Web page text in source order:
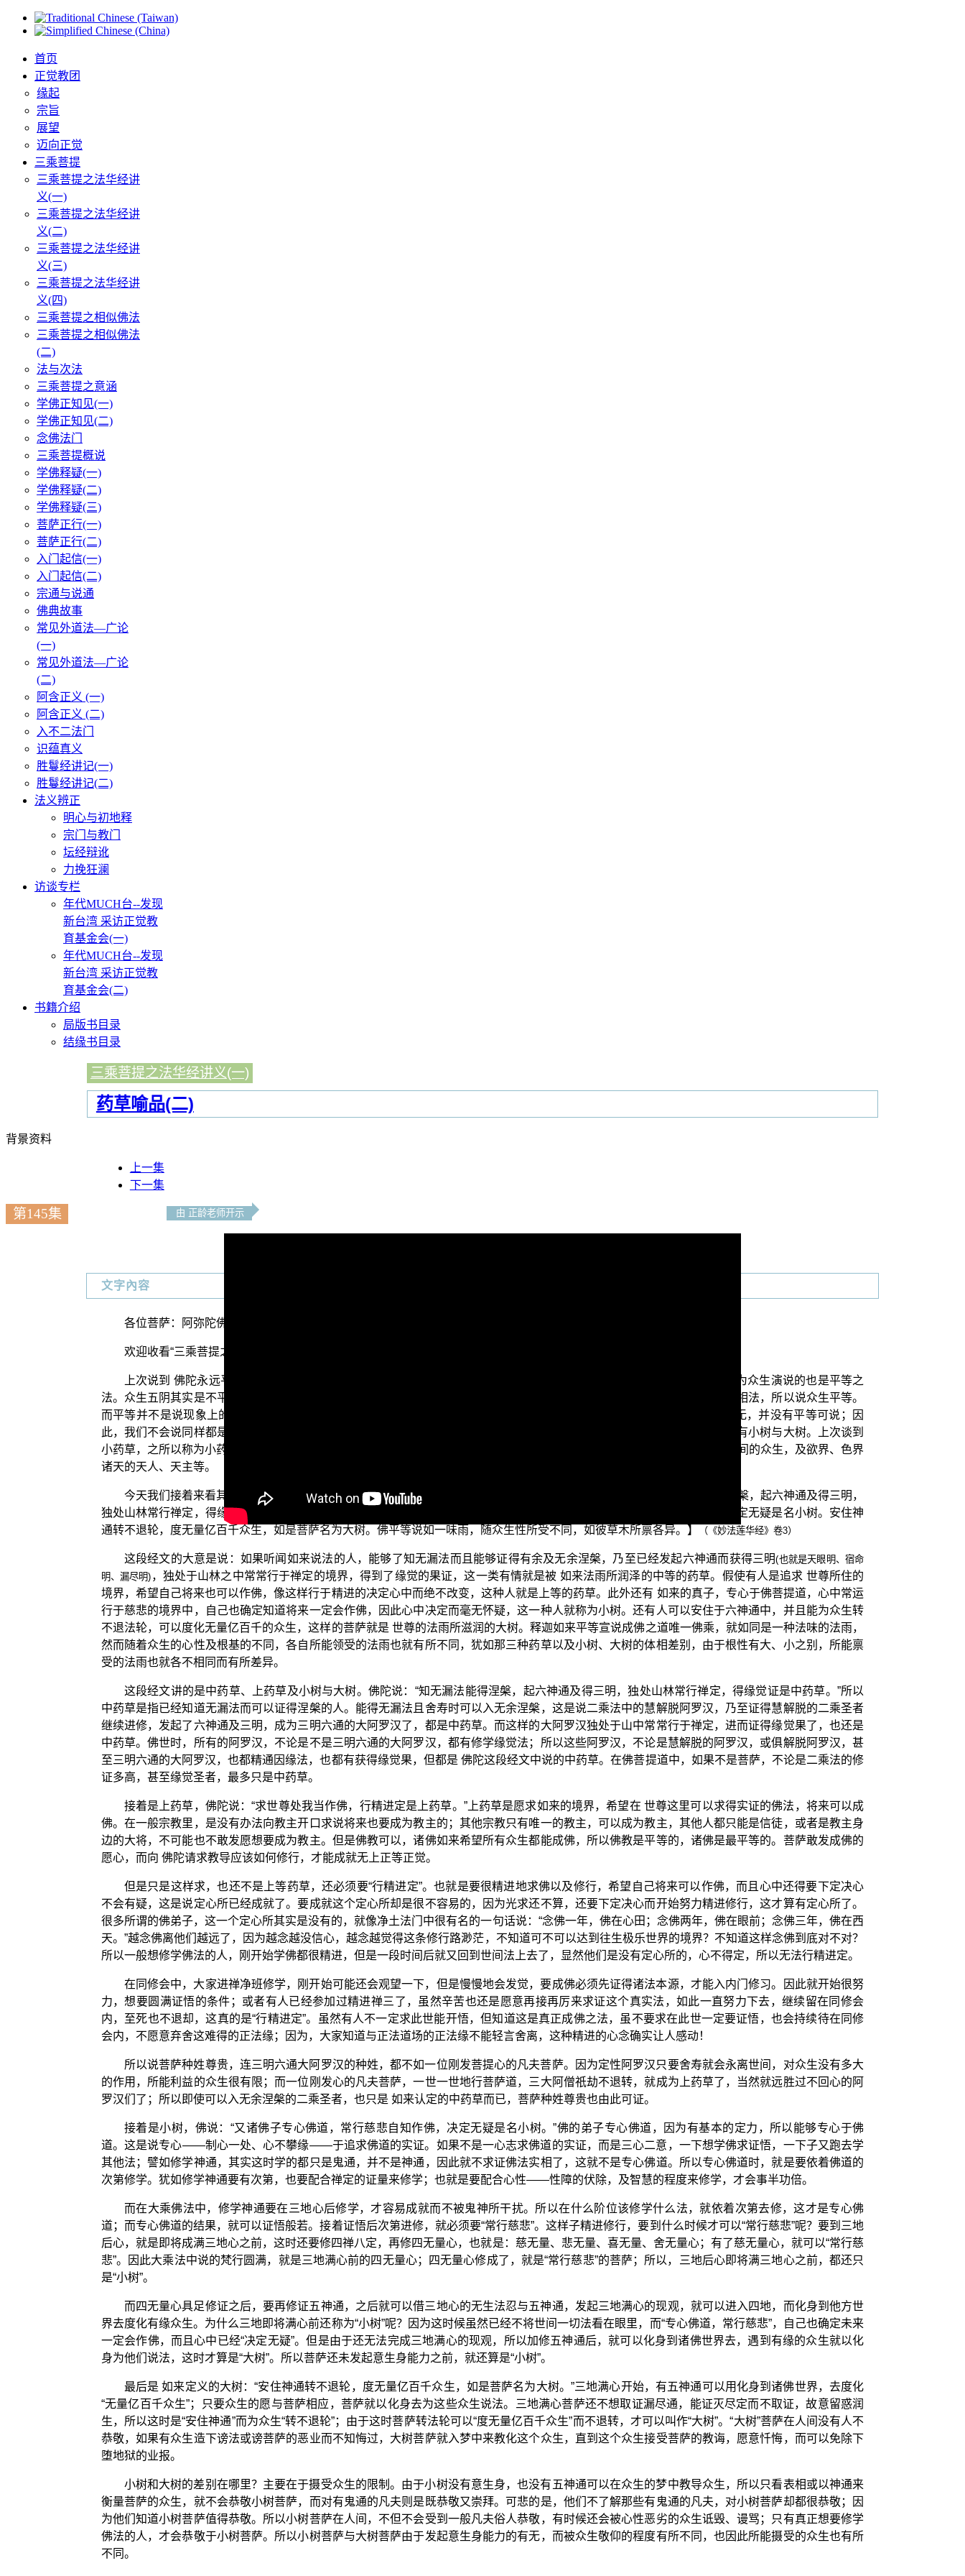
首页
正觉教团
缘起
宗旨
展望
迈向正觉
三乘菩提
三乘菩提之法华经讲
义(一)
三乘菩提之法华经讲
义(二)
三乘菩提之法华经讲
义(三)
三乘菩提之法华经讲
义(四)
三乘菩提之相似佛法
三乘菩提之相似佛法
(二)
法与次法
三乘菩提之意涵
学佛正知见(一)
学佛正知见(二)
念佛法门
三乘菩提概说
学佛释疑(一)
学佛释疑(二)
学佛释疑(三)
菩萨正行(一)
菩萨正行(二)
入门起信(一)
入门起信(二)
宗通与说通
佛典故事
常见外道法—广论
(一)
常见外道法—广论
(二)
阿含正义 (一)
阿含正义 (二)
入不二法门
识蕴真义
胜鬘经讲记(一)
胜鬘经讲记(二)
法义辨正
明心与初地释
宗门与教门
坛经辩讹
力挽狂澜
访谈专栏
年代MUCH台--发现
新台湾 采访正觉教
育基金会(一)
年代MUCH台--发现
新台湾 采访正觉教
育基金会(二)
书籍介绍
局版书目录
结缘书目录
三乘菩提之法华经讲义(一)
药草喻品(二)
背景资料
上一集
下一集
第145集 由 正龄老师开示
文字內容
各位菩萨：阿弥陀佛！
欢迎收看“三乘菩提之法华经讲义”节目，今天我们要继续来看《法华经》〈药草喻品〉的内容。
上次说到 佛陀永远平等地为众生演说一味法，那就是唯一佛乘的法；因为 佛陀证得平等法，观待众生也是平等的，因而为众生演说的也是平等之
法。众生五阴其实是不平等的，因此能够说众生平等，是因为众生都具有同一体性的实相法；每位众生都因为有这真如性的实相法，所以说众生平等。
而平等并不是说现象上的平等，也不是说缘起性空是平等的；现象是永远不可能平等的，而缘起性空一旦缘散灭了，一法也无，并没有平等可说；因
此，我们不会说同样都是无，所以叫平等，这是没有意义的。佛陀将闻法众生的根性分为五类：小药草、中药草、上药草，还有小树与大树。上次谈到
小药草，之所以称为小药草，是因为他们听闻 如来说法，是无法证得实相法的，故不能成为证悟的菩萨；这类众生是指欲界人间的众生，及欲界、色界
诸天的天人、天主等。
今天我们接着来看其余四种根性的众生，从 平实导师讲述的《法华经讲义》第七辑31页的经文开始看：【知无漏法能得涅槃，起六神通及得三明，
独处山林常行禅定，得缘觉证是中药草。求世尊处我当作佛，行精进定是上药草。又诸佛子专心佛道，常行慈悲自知作佛，决定无疑是名小树。安住神
通转不退轮，度无量亿百千众生，如是菩萨名为大树。佛平等说如一味雨，随众生性所受不同，如彼草木所禀各异。】
（《妙法莲华经》卷3）
这段经文的大意是说：如果听闻如来说法的人，能够了知无漏法而且能够证得有余及无余涅槃，乃至已经发起六神通而获得三明(也就是天眼明、宿命
明、漏尽明) ，独处于山林之中常常行于禅定的境界，得到了缘觉的果证，这一类有情就是被 如来法雨所润泽的中等的药草。假使有人是追求 世尊所住的
境界，希望自己将来也可以作佛，像这样行于精进的决定心中而绝不改变，这种人就是上等的药草。此外还有 如来的真子，专心于佛菩提道，心中常运
行于慈悲的境界中，自己也确定知道将来一定会作佛，因此心中决定而毫无怀疑，这一种人就称为小树。还有人可以安住于六神通中，并且能为众生转
不退法轮，可以度化无量亿百千的众生，这样的菩萨就是 世尊的法雨所滋润的大树。释迦如来平等宣说成佛之道唯一佛乘，就如同是一种法味的法雨，
然而随着众生的心性及根基的不同，各自所能领受的法雨也就有所不同，犹如那三种药草以及小树、大树的体相差别，由于根性有大、小之别，所能禀
受的法雨也就各不相同而有所差异。
这段经文讲的是中药草、上药草及小树与大树。佛陀说：“知无漏法能得涅槃，起六神通及得三明，独处山林常行禅定，得缘觉证是中药草。”所以
中药草是指已经知道无漏法而可以证得涅槃的人。能得无漏法且舍寿时可以入无余涅槃，这是说二乘法中的慧解脱阿罗汉，乃至证得慧解脱的二乘圣者
继续进修，发起了六神通及三明，成为三明六通的大阿罗汉了，都是中药草。而这样的大阿罗汉独处于山中常常行于禅定，进而证得缘觉果了，也还是
中药草。佛世时，所有的阿罗汉，不论是不是三明六通的大阿罗汉，都有修学缘觉法；所以这些阿罗汉，不论是慧解脱的阿罗汉，或俱解脱阿罗汉，甚
至三明六通的大阿罗汉，也都精通因缘法，也都有获得缘觉果，但都是 佛陀这段经文中说的中药草。在佛菩提道中，如果不是菩萨，不论是二乘法的修
证多高，甚至缘觉圣者，最多只是中药草。
接着是上药草，佛陀说：“求世尊处我当作佛，行精进定是上药草。”上药草是愿求如来的境界，希望在 世尊这里可以求得实证的佛法，将来可以成
佛。在一般宗教里，是没有办法向教主开口求说将来也要成为教主的；其他宗教只有唯一的教主，可以成为教主，其他人都只能是信徒，或者是教主身
边的大将，不可能也不敢发愿想要成为教主。但是佛教可以，诸佛如来希望所有众生都能成佛，所以佛教是平等的，诸佛是最平等的。菩萨敢发成佛的
愿心，而向 佛陀请求教导应该如何修行，才能成就无上正等正觉。
但是只是这样求，也还不是上等药草，还必须要“行精进定”。也就是要很精进地求佛以及修行，希望自己将来可以作佛，而且心中还得要下定决心
不会有疑，这是说定心所已经成就了。要成就这个定心所却是很不容易的，因为光求还不算，还要下定决心而开始努力精进修行，这才算有定心所了。
很多所谓的佛弟子，这一个定心所其实是没有的，就像净土法门中很有名的一句话说：“念佛一年，佛在心田；念佛两年，佛在眼前；念佛三年，佛在西
天。”越念佛离他们越远了，因为越念越没信心，越念越觉得这条修行路渺茫，不知道可不可以达到往生极乐世界的境界？不知道这样念佛到底对不对？
所以一般想修学佛法的人，刚开始学佛都很精进，但是一段时间后就又回到世间法上去了，显然他们是没有定心所的，心不得定，所以无法行精进定。
在同修会中，大家进禅净班修学，刚开始可能还会观望一下，但是慢慢地会发觉，要成佛必须先证得诸法本源，才能入内门修习。因此就开始很努
力，想要圆满证悟的条件；或者有人已经参加过精进禅三了，虽然辛苦也还是愿意再接再厉来求证这个真实法，如此一直努力下去，继续留在同修会
内，至死也不退却，这真的是“行精进定”。虽然有人不一定求此世能开悟，但知道这是真正成佛之法，虽不要求在此世一定要证悟，也会持续待在同修
会内，不愿意弃舍这难得的正法缘；因为，大家知道与正法道场的正法缘不能轻言舍离，这种精进的心念确实让人感动！
所以说菩萨种姓尊贵，连三明六通大阿罗汉的种姓，都不如一位刚发菩提心的凡夫菩萨。因为定性阿罗汉只要舍寿就会永离世间，对众生没有多大
的作用，所能利益的众生很有限；而一位刚发心的凡夫菩萨，一世一世地行菩萨道，三大阿僧祇劫不退转，就成为上药草了，当然就远胜过不回心的阿
罗汉们了；所以即使可以入无余涅槃的二乘圣者，也只是 如来认定的中药草而已，菩萨种姓尊贵也由此可证。
接着是小树，佛说：“又诸佛子专心佛道，常行慈悲自知作佛，决定无疑是名小树。”佛的弟子专心佛道，因为有基本的定力，所以能够专心于佛
道。这是说专心——制心一处、心不攀缘——于追求佛道的实证。如果不是一心志求佛道的实证，而是三心二意，一下想学佛求证悟，一下子又跑去学
其他法；譬如修学神通，其实这时学的都只是鬼通，并不是神通，因此就不求证佛法实相了，这就不是专心佛道。所以专心佛道时，就是要依着佛道的
次第修学。犹如修学神通要有次第，也要配合禅定的证量来修学；也就是要配合心性——性障的伏除，及智慧的程度来修学，才会事半功倍。
而在大乘佛法中，修学神通要在三地心后修学，才容易成就而不被鬼神所干扰。所以在什么阶位该修学什么法，就依着次第去修，这才是专心佛
道；而专心佛道的结果，就可以证悟般若。接着证悟后次第进修，就必须要“常行慈悲”。这样子精进修行，要到什么时候才可以“常行慈悲”呢？要到三地
后心，就是即将成满三地心之前，这时还要修四禅八定，再修四无量心，也就是：慈无量、悲无量、喜无量、舍无量心；有了慈无量心，就可以“常行慈
悲”。因此大乘法中说的梵行圆满，就是三地满心前的四无量心；四无量心修成了，就是“常行慈悲”的菩萨；所以，三地后心即将满三地心之前，都还只
是“小树”。
而四无量心具足修证之后，要再修证五神通，之后就可以借三地心的无生法忍与五神通，发起三地满心的现观，就可以进入四地，而化身到他方世
界去度化有缘众生。为什么三地即将满心前还称为“小树”呢？因为这时候虽然已经不将世间一切法看在眼里，而“专心佛道，常行慈悲”，自己也确定未来
一定会作佛，而且心中已经“决定无疑”。但是由于还无法完成三地满心的现观，所以加修五神通后，就可以化身到诸佛世界去，遇到有缘的众生就以化
身为他们说法，这时才算是“大树”。所以菩萨还未发起意生身能力之前，就还算是“小树”。
最后是 如来定义的大树：“安住神通转不退轮，度无量亿百千众生，如是菩萨名为大树。”三地满心开始，有五神通可以用化身到诸佛世界，去度化
“无量亿百千众生”；只要众生的愿与菩萨相应，菩萨就以化身去为这些众生说法。三地满心菩萨还不想取证漏尽通，能证灭尽定而不取证，故意留惑润
生，所以这时是“安住神通”而为众生“转不退轮”；由于这时菩萨转法轮可以“度无量亿百千众生”而不退转，才可以叫作“大树”。“大树”菩萨在人间没有人不
恭敬，如果有众生造下谤法或谤菩萨的恶业而不知悔过，大树菩萨就入梦中来教化这个众生，直到这个众生接受菩萨的教诲，愿意忏悔，而可以免除下
堕地狱的业报。
小树和大树的差别在哪里？主要在于摄受众生的限制。由于小树没有意生身，也没有五神通可以在众生的梦中教导众生，所以只看表相或以神通来
衡量菩萨的众生，就不会恭敬小树菩萨，而对有鬼通的凡夫则是既恭敬又崇拜。可悲的是，他们不了解那些有鬼通的凡夫，对小树菩萨却都很恭敬；因
为他们知道小树菩萨值得恭敬。所以小树菩萨在人间，不但不会受到一般凡夫俗人恭敬，有时候还会被心性恶劣的众生诋毁、谩骂；只有真正想要修学
佛法的人，才会恭敬于小树菩萨。所以小树菩萨与大树菩萨由于发起意生身能力的有无，而被众生敬仰的程度有所不同，也因此所能摄受的众生也有所
不同。